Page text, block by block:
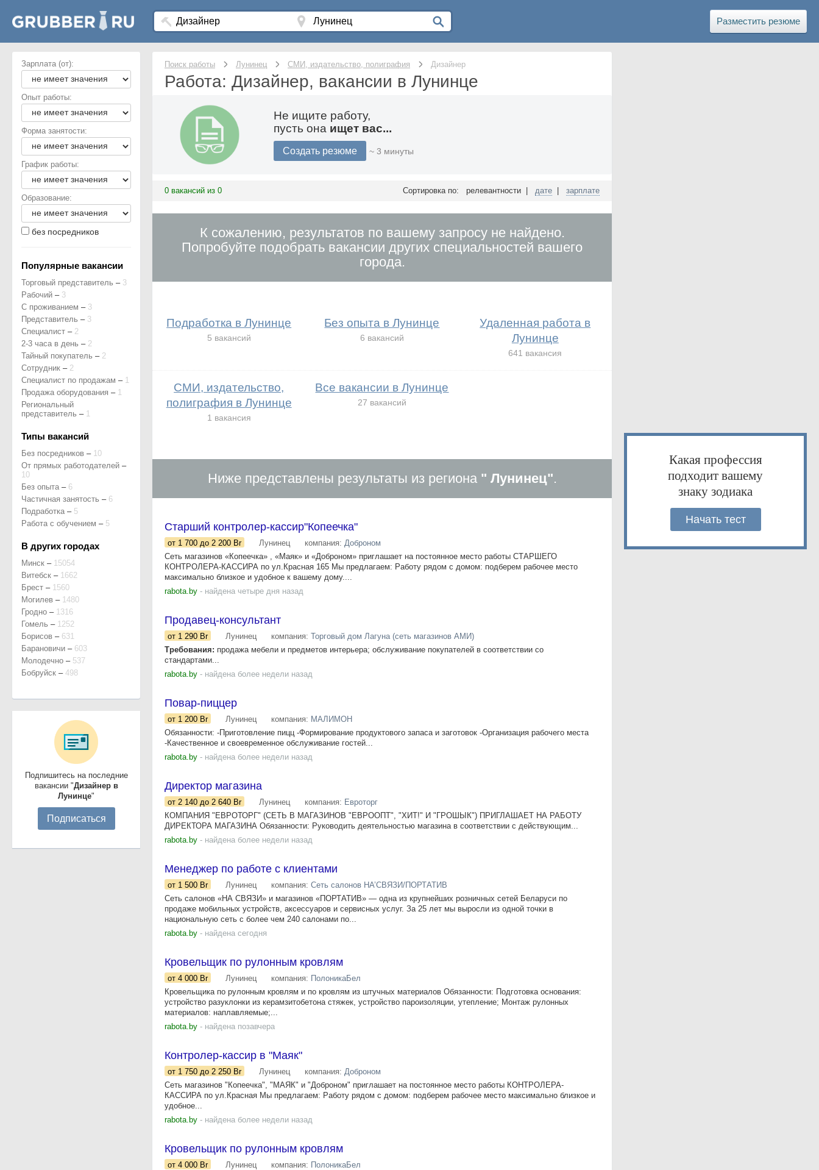
Разместить резюме
Поиск работы Лунинец СМИ, издательство, полиграфия Дизайнер
Работа: Дизайнер, вакансии в Лунинце
Не ищите работу,
пусть она ищет вас...
Создать резюме ~ 3 минуты
0 вакансий из 0 Сортировка по: релевантности | дате зарплате
К сожалению, результатов по вашему запросу не найдено.
Попробуйте подобрать вакансии других специальностей вашего
города.
Подработка в Лунинце
5 вакансий
Без опыта в Лунинце
6 вакансий
Удаленная работа в
Лунинце
641 вакансия
СМИ, издательство,
полиграфия в Лунинце
1 вакансия
Все вакансии в Лунинце
27 вакансий
Ниже представлены результаты из региона " Лунинец".
Старший контролер-кассир"Копеечка"
от 1 700 до 2 200 Br Лунинец компания: Доброном
Сеть магазинов «Копеечка» , «Маяк» и «Доброном» приглашает на постоянное место работы СТАРШЕГО
КОНТРОЛЕРА-КАССИРА по ул.Красная 165 Мы предлагаем: Работу рядом с домом: подберем рабочее место
максимально близкое и удобное к вашему дому....
rabota.by - найдена четыре дня назад
Продавец-консультант
от 1 290 Br Лунинец компания: Торговый дом Лагуна (сеть магазинов АМИ)
Требования: продажа мебели и предметов интерьера; обслуживание покупателей в соответствии со
стандартами...
rabota.by - найдена более недели назад
Повар-пиццер
от 1 200 Br Лунинец компания: МАЛИМОН
Обязанности: -Приготовление пицц -Формирование продуктового запаса и заготовок -Организация рабочего места
-Качественное и своевременное обслуживание гостей...
rabota.by - найдена более недели назад
Директор магазина
от 2 140 до 2 640 Br Лунинец компания: Евроторг
КОМПАНИЯ "ЕВРОТОРГ" (СЕТЬ В МАГАЗИНОВ "ЕВРООПТ", "ХИТ!" И "ГРОШЫК") ПРИГЛАШАЕТ НА РАБОТУ
ДИРЕКТОРА МАГАЗИНА Обязанности: Руководить деятельностью магазина в соответствии с действующим...
rabota.by - найдена более недели назад
Менеджер по работе с клиентами
от 1 500 Br Лунинец компания: Сеть салонов НА’СВЯЗИ/ПОРТАТИВ
Сеть салонов «НА СВЯЗИ» и магазинов «ПОРТАТИВ» — одна из крупнейших розничных сетей Беларуси по
продаже мобильных устройств, аксессуаров и сервисных услуг. За 25 лет мы выросли из одной точки в
национальную сеть с более чем 240 салонами по...
rabota.by - найдена сегодня
Кровельщик по рулонным кровлям
от 4 000 Br Лунинец компания: ПолоникаБел
Кровельщика по рулонным кровлям и по кровлям из штучных материалов Обязанности: Подготовка основания:
устройство разуклонки из керамзитобетона стяжек, устройство пароизоляции, утепление; Монтаж рулонных
материалов: наплавляемые;...
rabota.by - найдена позавчера
Контролер-кассир в "Маяк"
от 1 750 до 2 250 Br Лунинец компания: Доброном
Сеть магазинов "Копеечка", "МАЯК" и "Доброном" приглашает на постоянное место работы КОНТРОЛЕРА-
КАССИРА по ул.Красная Мы предлагаем: Работу рядом с домом: подберем рабочее место максимально близкое и
удобное...
rabota.by - найдена более недели назад
Кровельщик по рулонным кровлям
от 4 000 Br Лунинец компания: ПолоникаБел
Зарплата (от):
Опыт работы:
Форма занятости:
График работы:
Образование:
без посредников
Популярные вакансии
Торговый представитель – 3
Рабочий – 3
С проживанием – 3
Представитель – 3
Специалист – 2
2-3 часа в день – 2
Тайный покупатель – 2
Сотрудник – 2
Специалист по продажам – 1
Продажа оборудования – 1
Региональный
представитель – 1
Типы вакансий
Без посредников – 10
От прямых работодателей –
10
Без опыта – 6
Частичная занятость – 6
Подработка – 5
Работа с обучением – 5
В других городах
Минск – 15054
Витебск – 1662
Брест – 1560
Могилев – 1480
Гродно – 1316
Гомель – 1252
Борисов – 631
Барановичи – 603
Молодечно – 537
Бобруйск – 498
Подпишитесь на последние
вакансии "Дизайнер в
Лунинце"
Подписаться
Какая профессия
подходит вашему
знаку зодиака
Начать тест